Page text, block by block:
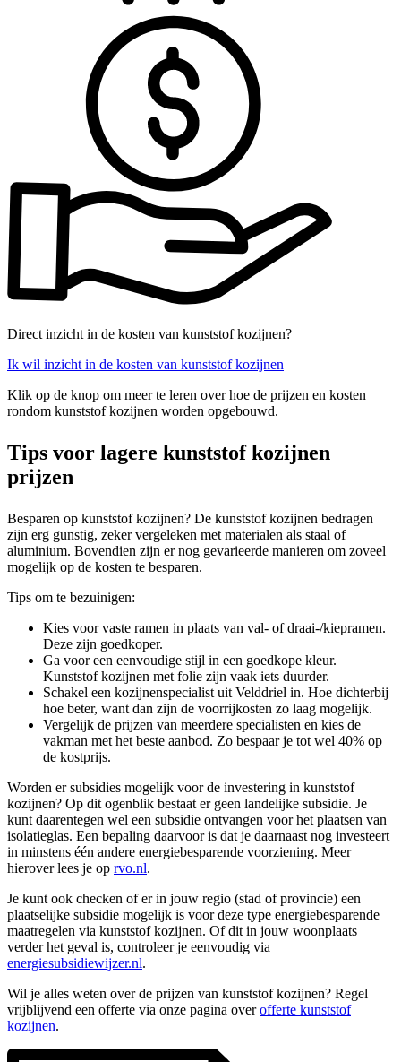
Direct inzicht in de kosten van kunststof kozijnen?
Ik wil inzicht in de kosten van kunststof kozijnen
Klik op de knop om meer te leren over hoe de prijzen en kosten
rondom kunststof kozijnen worden opgebouwd.
Tips voor lagere kunststof kozijnen
prijzen
Besparen op kunststof kozijnen? De kunststof kozijnen bedragen
zijn erg gunstig, zeker vergeleken met materialen als staal of
aluminium. Bovendien zijn er nog gevarieerde manieren om zoveel
mogelijk op de kosten te besparen.
Tips om te bezuinigen:
Kies voor vaste ramen in plaats van val- of draai-/kiepramen.
Deze zijn goedkoper.
Ga voor een eenvoudige stijl in een goedkope kleur.
Kunststof kozijnen met folie zijn vaak iets duurder.
Schakel een kozijnenspecialist uit Velddriel in. Hoe dichterbij
hoe beter, want dan zijn de voorrijkosten zo laag mogelijk.
Vergelijk de prijzen van meerdere specialisten en kies de
vakman met het beste aanbod. Zo bespaar je tot wel 40% op
de kostprijs.
Worden er subsidies mogelijk voor de investering in kunststof
kozijnen? Op dit ogenblik bestaat er geen landelijke subsidie. Je
kunt daarentegen wel een subsidie ontvangen voor het plaatsen van
isolatieglas. Een bepaling daarvoor is dat je daarnaast nog investeert
in minstens één andere energiebesparende voorziening. Meer
hierover lees je op rvo.nl.
Je kunt ook checken of er in jouw regio (stad of provincie) een
plaatselijke subsidie mogelijk is voor deze type energiebesparende
maatregelen via kunststof kozijnen. Of dit in jouw woonplaats
verder het geval is, controleer je eenvoudig via
energiesubsidiewijzer.nl.
Wil je alles weten over de prijzen van kunststof kozijnen? Regel
vrijblijvend een offerte via onze pagina overofferte kunststof
kozijnen.